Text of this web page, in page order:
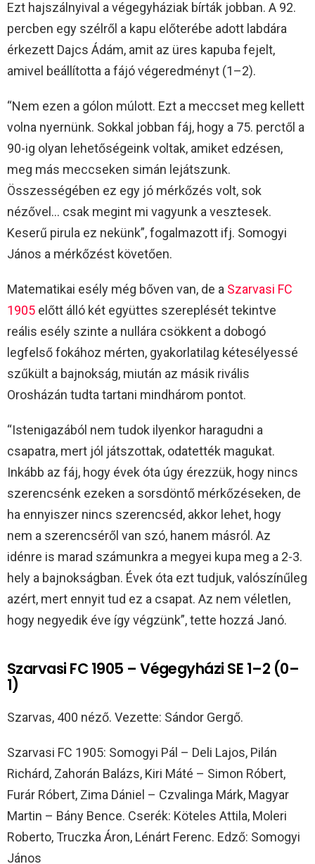
Ezt hajszálnyival a végegyháziak bírták jobban. A 92.
percben egy szélről a kapu előterébe adott labdára
érkezett Dajcs Ádám, amit az üres kapuba fejelt,
amivel beállította a fájó végeredményt (1–2).
“Nem ezen a gólon múlott. Ezt a meccset meg kellett
volna nyernünk. Sokkal jobban fáj, hogy a 75. perctől a
90-ig olyan lehetőségeink voltak, amiket edzésen,
meg más meccseken simán lejátszunk.
Összességében ez egy jó mérkőzés volt, sok
nézővel… csak megint mi vagyunk a vesztesek.
Keserű pirula ez nekünk”, fogalmazott ifj. Somogyi
János a mérkőzést követően.
Matematikai esély még bőven van, de a Szarvasi FC
1905 előtt álló két együttes szereplését tekintve
reális esély szinte a nullára csökkent a dobogó
legfelső fokához mérten, gyakorlatilag kétesélyessé
szűkült a bajnokság, miután az másik rivális
Orosházán tudta tartani mindhárom pontot.
“Istenigazából nem tudok ilyenkor haragudni a
csapatra, mert jól játszottak, odatették magukat.
Inkább az fáj, hogy évek óta úgy érezzük, hogy nincs
szerencsénk ezeken a sorsdöntő mérkőzéseken, de
ha ennyiszer nincs szerencséd, akkor lehet, hogy
nem a szerencséről van szó, hanem másról. Az
idénre is marad számunkra a megyei kupa meg a 2-3.
hely a bajnokságban. Évek óta ezt tudjuk, valószínűleg
azért, mert ennyit tud ez a csapat. Az nem véletlen,
hogy negyedik éve így végzünk”, tette hozzá Janó.
Szarvasi FC 1905 – Végegyházi SE 1–2 (0–
1)
Szarvas, 400 néző. Vezette: Sándor Gergő.
Szarvasi FC 1905: Somogyi Pál – Deli Lajos, Pilán
Richárd, Zahorán Balázs, Kiri Máté – Simon Róbert,
Furár Róbert, Zima Dániel – Czvalinga Márk, Magyar
Martin – Bány Bence. Cserék: Köteles Attila, Moleri
Roberto, Truczka Áron, Lénárt Ferenc. Edző: Somogyi
János